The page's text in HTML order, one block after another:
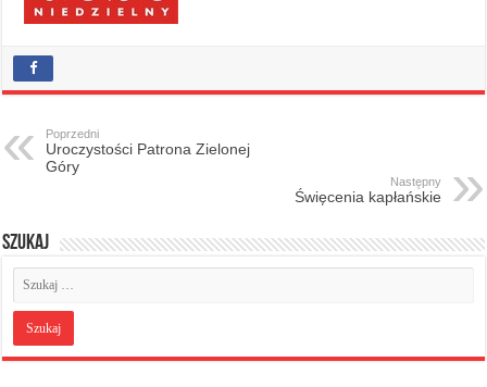
Poprzedni
Uroczystości Patrona Zielonej
Góry
Następny
Święcenia kapłańskie
Szukaj